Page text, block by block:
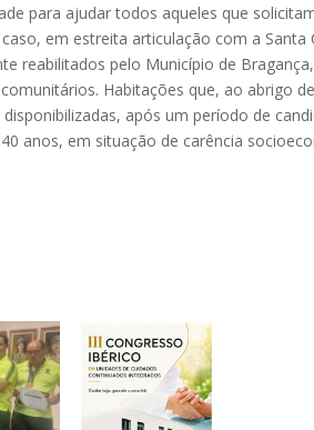
para ajudar todos aqueles que
em estreita articulação com a
reabilitados pelo Município de
Habitações que, ao abrigo
após um período de
anos, em situação de carência